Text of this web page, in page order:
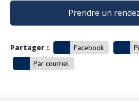
Prendre un
Partager : Facebook
Par courriel